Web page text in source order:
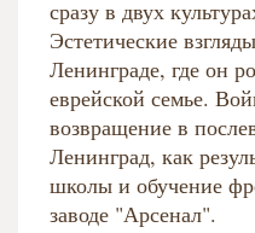
сразу в двух
Эстетические
Ленинграде, где он
еврейской семье.
возвращение в
Ленинград, как
школы и обучение
заводе "Арсенал".